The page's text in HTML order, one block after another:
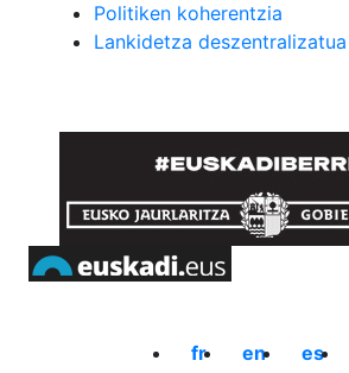
Politiken koherentzia
Lankidetza deszentralizatua
fr en es